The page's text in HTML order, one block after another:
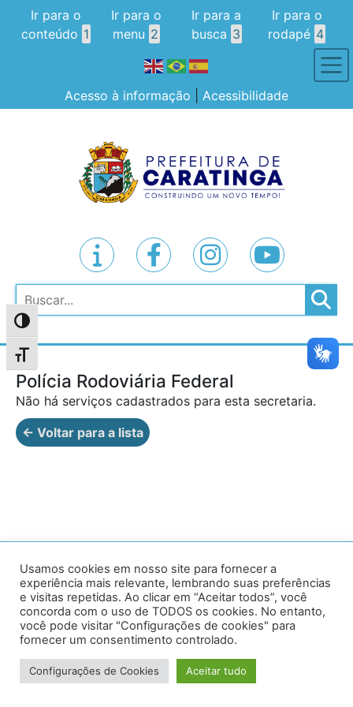
Alternar alto contraste
Alternar tamanho da fonte
Ir para o
conteúdo 1
Ir para o
menu 2
Ir para a
busca 3
Ir para o
rodapé 4
Acesso à informação Acessibilidade
Pesquisar
Polícia Rodoviária Federal
Não há serviços cadastrados para esta secretaria.
← Voltar para a lista
Av. Prof. Armando Alves da Silva, nº 1950 - Zacarias,
Caratinga - MG - 35302-403 / Tel: (33) 3329 8000
Desenvolvido por VersaTec
Usamos cookies em nosso site para fornecer a
experiência mais relevante, lembrando suas preferências
e visitas repetidas. Ao clicar em “Aceitar todos”, você
concorda com o uso de TODOS os cookies. No entanto,
você pode visitar "Configurações de cookies" para
fornecer um consentimento controlado.
Configurações de Cookies Aceitar tudo